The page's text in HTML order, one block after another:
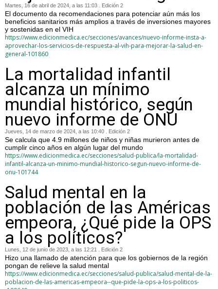
Martes, 16 de abril de 2024, a las 11:03 . Edición 2
El documento da recomendaciones para potenciar aún más los
beneficios sanitarios más amplios a través de inversiones mayores
y sostenidas en el VIH
https://www.edicionmedica.ec/secciones/avances/nuevo-informe-insta-a-
aprovechar-los-servicios-de-respuesta-al-vih-para-mejorar-la-salud-en-
general-101860
La mortalidad infantil
alcanza un mínimo
mundial histórico, según
nuevo informe de ONU
Jueves, 14 de marzo de 2024, a las 10:40 . Edición 2
Se calcula que 4.9 millones de niños y niñas murieron antes de
cumplir cinco años en algún lugar del mundo
https://www.edicionmedica.ec/secciones/salud-publica/la-mortalidad-
infantil-alcanza-un-minimo-mundial-historico-segun-nuevo-informe-de-
onu-101744
Salud mental en la
población de las Américas
empeora, ¿Qué pide la OPS
a los políticos?
Lunes, 12 de junio de 2023, a las 12:21 . Edición 2
Hizo una llamado de atención para que los gobiernos de la región
pongan de relieve la salud mental
https://www.edicionmedica.ec/secciones/salud-publica/salud-mental-de-la-
poblacion-de-las-americas-empeora--que-pide-la-ops-a-los-politicos-